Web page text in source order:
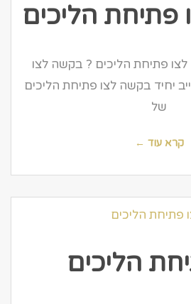
הליכים
פתיחת הליכים ? בקשה לצו
יחיד בקשה לצו פתיחת הליכים
של
קרא עוד ←
הליכים